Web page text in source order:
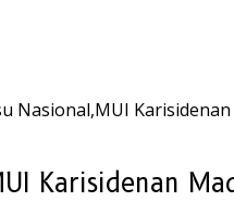
Nasional,MUI
Karisidenan